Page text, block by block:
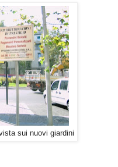
sui nuovi giardini